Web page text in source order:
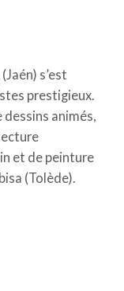
s’est
prestigieux.
dessins animés,
et de peinture
(Tolède).